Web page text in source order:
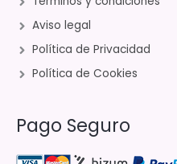
Aviso legal
Política de Privacidad
Política de Cookies
Pago Seguro